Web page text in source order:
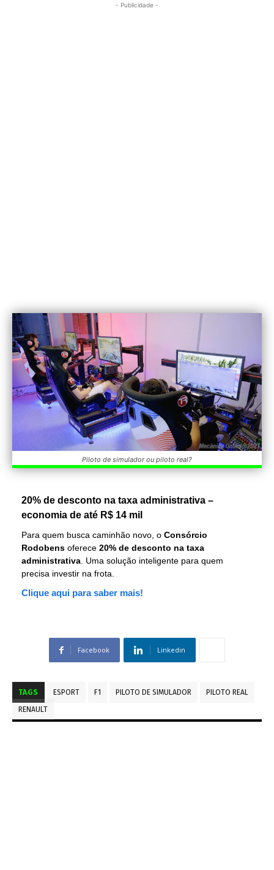
- Publicidade -
Piloto de simulador ou piloto real?
20% de desconto na taxa administrativa –
economia de até R$ 14 mil
Para quem busca caminhão novo, o Consórcio
Rodobens oferece 20% de desconto na taxa
administrativa . Uma solução inteligente para quem
precisa investir na frota.
Clique aqui para saber mais!
Facebook Linkedin
TAGS ESPORT F1 PILOTO DE SIMULADOR
PILOTO REAL
RENAULT